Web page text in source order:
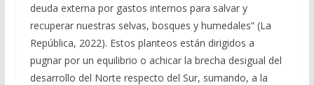
deuda externa por gastos internos para salvar y
recuperar nuestras selvas, bosques y humedales” (La
República, 2022). Estos planteos están dirigidos a
pugnar por un equilibrio o achicar la brecha desigual del
desarrollo del Norte respecto del Sur, sumando, a la